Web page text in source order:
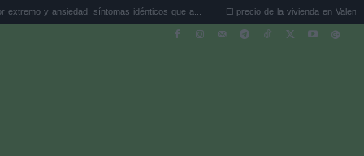
síntomas idénticos que a... El precio de la vivienda en Valencia sube a 3.485